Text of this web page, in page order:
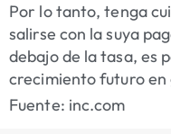
Por lo tanto, tenga
salirse con la suya
debajo de la tasa, es
crecimiento futuro en
Fuente: inc.com